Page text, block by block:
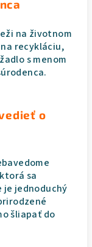
na životnom
recykláciu,
s menom
o
sa
je jednoduchý
šliapať do